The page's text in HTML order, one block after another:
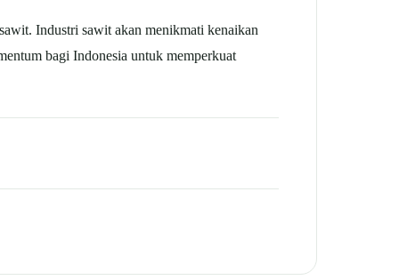
Industri sawit akan menikmati kenaikan
bagi Indonesia untuk memperkuat